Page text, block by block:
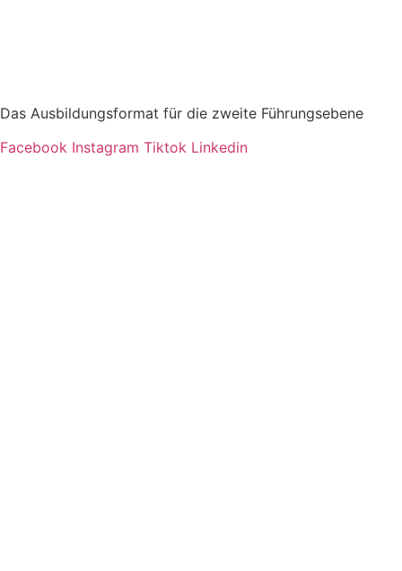
Das Ausbildungsformat für die zweite Führungsebene
Facebook Instagram Tiktok Linkedin